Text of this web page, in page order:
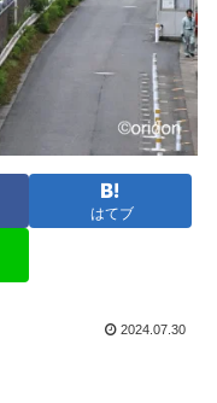
はてブ
2024.07.30